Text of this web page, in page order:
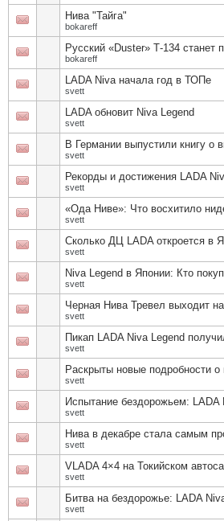
Нива "Тайга"
bokareff
Русский «Duster» Т-134
bokareff
LADA Niva начала год в ТОПе
svett
LADA обновит Niva Legend
svett
В Германии выпустили книгу о
svett
Рекорды и достижения LADA
svett
«Ода Ниве»: Что восхитило
svett
Сколько ДЦ LADA откроется в
svett
Niva Legend в Японии: Кто
svett
Черная Нива Тревел выходит
svett
Пикап LADA Niva Legend
svett
Раскрыты новые подробности
svett
Испытание бездорожьем: LADA
svett
Нива в декабре стала самым
svett
VLADA 4×4 на Токийском
svett
Битва на бездорожье: LADA
svett